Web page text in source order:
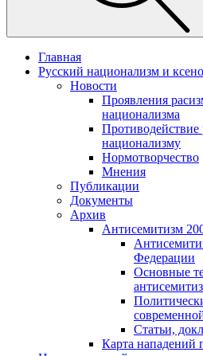
Главная
Русский национализм и
Новости
Проявления
национализма
Противодействие
национализму
Нормотворчество
Мнения
Публикации
Документы
Архив
Антисемитизм
Федерации
Основные
Статьи,
Карта нападений